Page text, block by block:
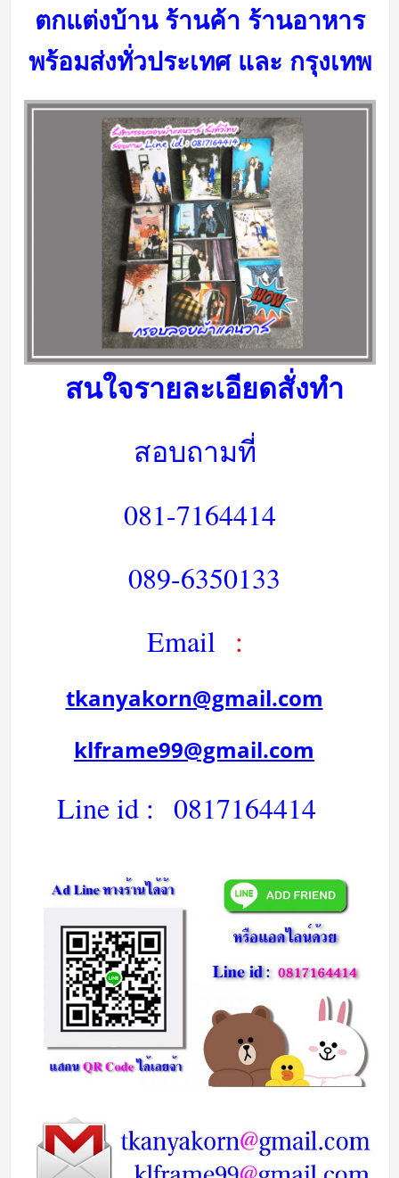
ตกแต่งบ้าน ร้านค้า ร้านอาหาร
พร้อมส่งทั่วประเทศ และ กรุงเทพ
สนใจรายละเอียดสั่งทำ
สอบถามที่
081-7164414
089-6350133
Email
:
tkanyakorn@gmail.com
klframe99@gmail.com
Line id : 0817164414